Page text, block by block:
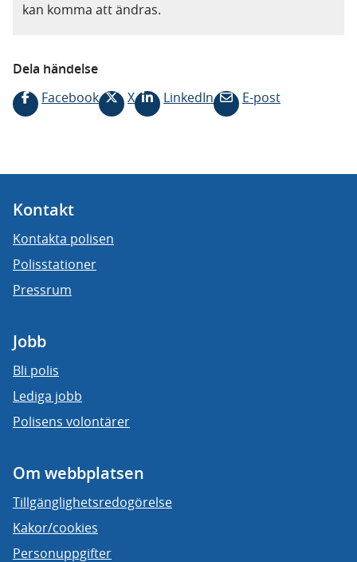
kan komma att ändras.
Dela händelse
Facebook
X LinkedIn E-post
Kontakt
Kontakta polisen
Polisstationer
Pressrum
Jobb
Bli polis
Lediga jobb
Polisens volontärer
Om webbplatsen
Tillgänglighetsredogörelse
Kakor/cookies
Personuppgifter